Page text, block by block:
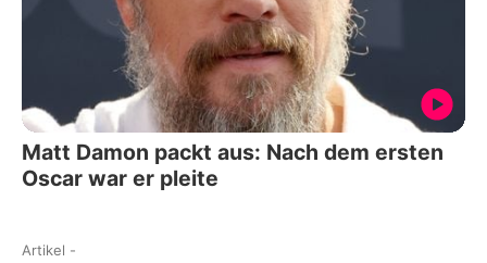
Matt Damon packt aus: Nach dem ersten
Oscar war er pleite
Artikel -